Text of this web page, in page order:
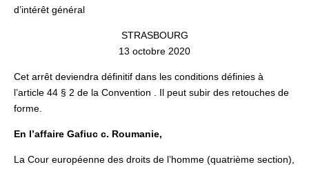
d’intérêt général
STRASBOURG
13 octobre 2020
Cet arrêt deviendra définitif dans les conditions définies à
l’article 44 § 2 de la Convention . Il peut subir des retouches de
forme.
En l’affaire Gafiuc c. Roumanie,
La Cour européenne des droits de l’homme (quatrième section),